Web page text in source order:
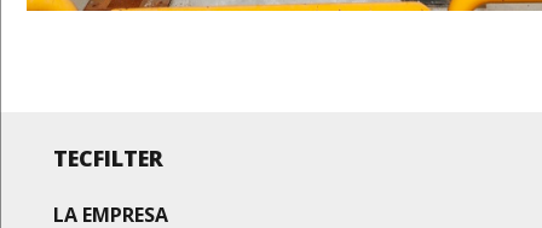
TECFILTER
LA EMPRESA